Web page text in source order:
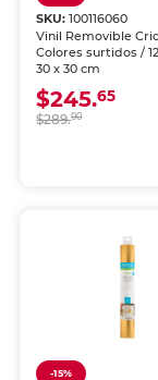
SKU:100116060
Vinil Removible
Colores surtidos /
30 x 30 cm
$245.65
$289.00
-15%